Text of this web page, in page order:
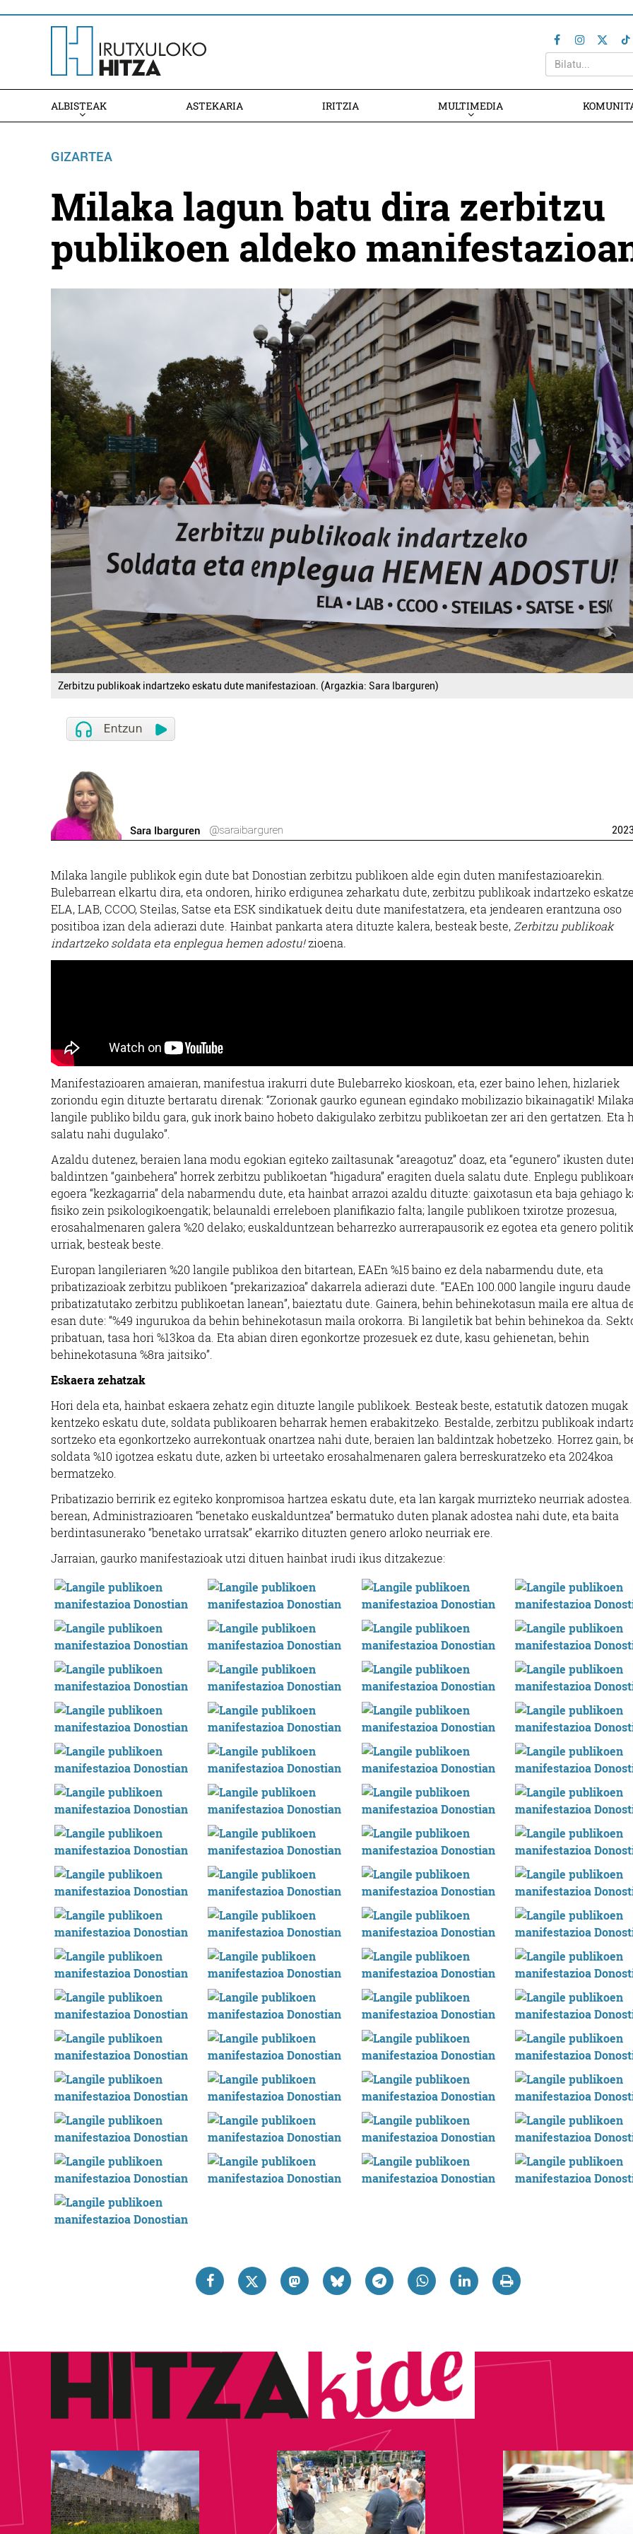
ALBISTEAK ASTEKARIA IRITZIA MULTIMEDIA
GIZARTEA
Milaka lagun batu dira zerbitzu
publikoen aldeko
Zerbitzu publikoak indartzeko eskatu dute manifestazioan. (Argazkia: Sara Ibarguren)
Sara Ibarguren @saraibarguren 2023
Milaka langile publikok egin dute bat Donostian zerbitzu publikoen alde egin duten manifestazioarekin.
Bulebarrean elkartu dira, eta ondoren, hiriko erdigunea zeharkatu dute, zerbitzu publikoak indartzeko
ELA, LAB, CCOO, Steilas, Satse eta ESK sindikatuek deitu dute manifestatzera, eta jendearen erantzuna oso
positiboa izan dela adierazi dute. Hainbat pankarta atera dituzte kalera, besteak beste,Zerbitzu publikoak
indartzeko soldata eta enplegua hemen adostu!zioena.
Manifestazioaren amaieran, manifestua irakurri dute Bulebarreko kioskoan, eta, ezer baino lehen, hizlariek
zoriondu egin dituzte bertaratu direnak: “Zorionak gaurko egunean egindako mobilizazio bikainagatik!
langile publiko bildu gara, guk inork baino hobeto dakigulako zerbitzu publikoetan zer ari den gertatzen. Eta
salatu nahi dugulako”.
Azaldu dutenez, beraien lana modu egokian egiteko zailtasunak “areagotuz” doaz, eta “egunero” ikusten
baldintzen “gainbehera” horrek zerbitzu publikoetan “higadura” eragiten duela salatu dute. Enplegu
egoera “kezkagarria” dela nabarmendu dute, eta hainbat arrazoi azaldu dituzte: gaixotasun eta baja gehiago
fisiko zein psikologikoengatik; belaunaldi erreleboen planifikazio falta; langile publikoen txirotze prozesua,
erosahalmenaren galera %20 delako; euskalduntzean beharrezko aurrerapausorik ez egotea eta genero
urriak, besteak beste.
Europan langileriaren %20 langile publikoa den bitartean, EAEn %15 baino ez dela nabarmendu dute, eta
pribatizazioak zerbitzu publikoen “prekarizazioa” dakarrela adierazi dute. “EAEn 100.000 langile inguru daude
pribatizatutako zerbitzu publikoetan lanean”, baieztatu dute. Gainera, behin behinekotasun maila ere altua
esan dute: “%49 ingurukoa da behin behinekotasun maila orokorra. Bi langiletik bat behin behinekoa da.
pribatuan, tasa hori %13koa da. Eta abian diren egonkortze prozesuek ez dute, kasu gehienetan, behin
behinekotasuna %8ra jaitsiko”.
Eskaera zehatzak
Hori dela eta, hainbat eskaera zehatz egin dituzte langile publikoek. Besteak beste, estatutik datozen mugak
kentzeko eskatu dute, soldata publikoaren beharrak hemen erabakitzeko. Bestalde, zerbitzu publikoak
sortzeko eta egonkortzeko aurrekontuak onartzea nahi dute, beraien lan baldintzak hobetzeko. Horrez gain,
soldata %10 igotzea eskatu dute, azken bi urteetako erosahalmenaren galera berreskuratzeko eta 2024koa
bermatzeko.
Pribatizazio berririk ez egiteko konpromisoa hartzea eskatu dute, eta lan kargak murrizteko neurriak
berean, Administrazioaren “benetako euskalduntzea” bermatuko duten planak adostea nahi dute, eta baita
berdintasunerako “benetako urratsak” ekarriko dituzten genero arloko neurriak ere.
Jarraian, gaurko manifestazioak utzi dituen hainbat irudi ikus ditzakezue: